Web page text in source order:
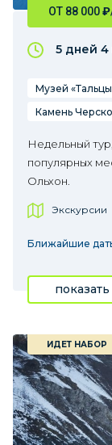
ОТ 88 000₽
5 дней 4
Музей
Камень
Недельный
популярных
Ольхон.
Экскурсии
Ближайшие
показать
ИДЕТ НАБОР